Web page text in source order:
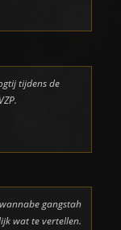
tijdens de
gangstah
wat te vertellen.